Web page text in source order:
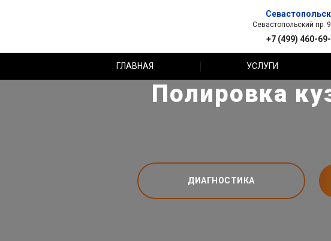
Севастопольский пр.
+7 (499) 460-
ГЛАВНАЯ УСЛУГИ
Полировка
ДИАГНОСТИКА